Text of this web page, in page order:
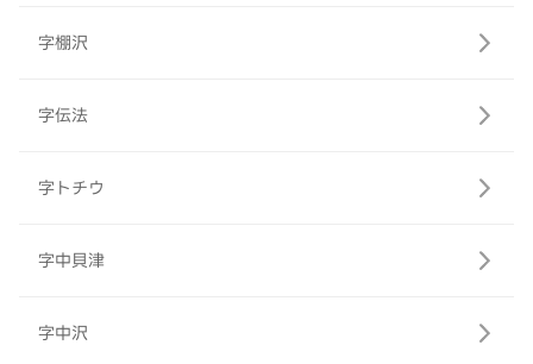
字棚沢
字伝法
字トチウ
字中貝津
字中沢